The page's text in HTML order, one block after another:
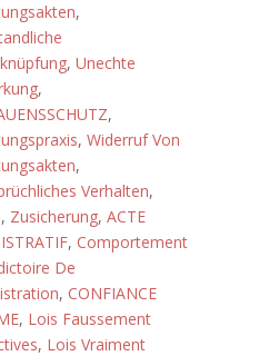
,
, Unechte
,
,
, Widerruf Von
,
Verhalten,
, Zusicherung, ACTE
, Comportement
De
, CONFIANCE
, Lois Faussement
, Lois Vraiment